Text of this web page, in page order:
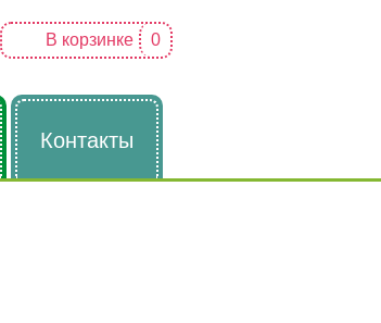
В корзинке 0
Контакты